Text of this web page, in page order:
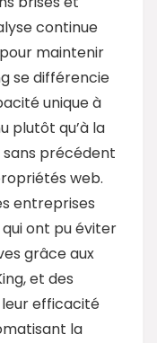
continue
maintenir
se différencie
unique à
plutôt qu’à la
précédent
web.
entreprises
ont pu éviter
grâce aux
et des
efficacité
la